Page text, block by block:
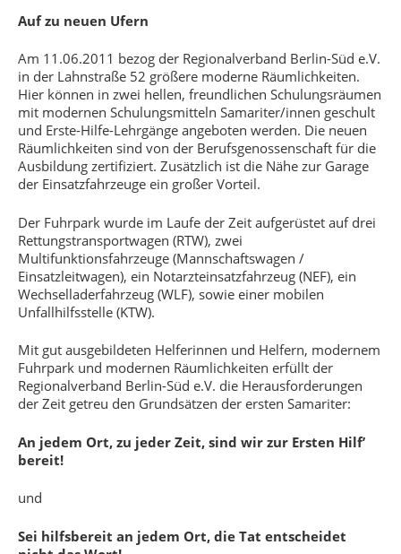
Auf zu neuen Ufern
Am 11.06.2011 bezog der Regionalverband Berlin-Süd e.V.
in der Lahnstraße 52 größere moderne Räumlichkeiten.
Hier können in zwei hellen, freundlichen Schulungsräumen
mit modernen Schulungsmitteln Samariter/innen geschult
und Erste-Hilfe-Lehrgänge angeboten werden. Die neuen
Räumlichkeiten sind von der Berufsgenossenschaft für die
Ausbildung zertifiziert. Zusätzlich ist die Nähe zur Garage
der Einsatzfahrzeuge ein großer Vorteil.
Der Fuhrpark wurde im Laufe der Zeit aufgerüstet auf drei
Rettungstransportwagen (RTW), zwei
Multifunktionsfahrzeuge (Mannschaftswagen /
Einsatzleitwagen), ein Notarzteinsatzfahrzeug (NEF), ein
Wechselladerfahrzeug (WLF), sowie einer mobilen
Unfallhilfsstelle (KTW).
Mit gut ausgebildeten Helferinnen und Helfern, modernem
Fuhrpark und modernen Räumlichkeiten erfüllt der
Regionalverband Berlin-Süd e.V. die Herausforderungen
der Zeit getreu den Grundsätzen der ersten Samariter:
An jedem Ort, zu jeder Zeit, sind wir zur Ersten Hilf’
bereit!
und
Sei hilfsbereit an jedem Ort, die Tat entscheidet